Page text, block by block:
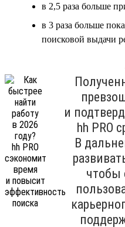
в 2,5 раза больше
в 3 раза больше
поисковой выдачи
и
hh PRO
В
чтобы